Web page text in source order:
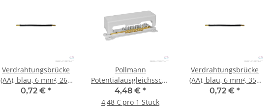
Verdrahtungsbrücke
(AA), blau, 6 mm², 265
mm
0,72 € *
Pollmann
Potentialausgleichsschiene
POT 16/25, 2-reihig
4,48 € *
4,48 € pro 1 Stück
Verdrahtungsbrücke
(AA), blau, 6 mm², 350
mm
0,72 € *